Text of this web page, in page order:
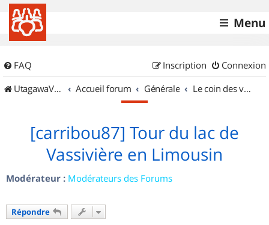
Menu
FAQ Connexion
Inscription
UtagawaVTT (Randos VTT et VTTAE avec traces GPS)
Accueil forum Générale Le coin des vidéastes
[carribou87] Tour du lac de
Vassivière en Limousin
Modérateur : Modérateurs des Forums
Répondre